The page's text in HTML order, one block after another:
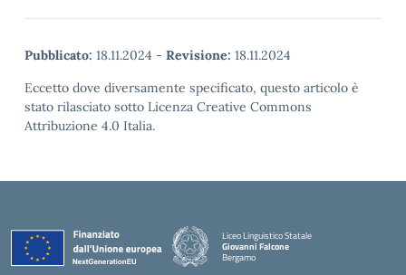
Pubblicato: 18.11.2024 - Revisione: 18.11.2024
Eccetto dove diversamente specificato, questo articolo è
stato rilasciato sotto Licenza Creative Commons
Attribuzione 4.0 Italia.
Liceo Linguistico Statale
Giovanni Falcone
Bergamo
— Visita la pagina iniziale della scuola